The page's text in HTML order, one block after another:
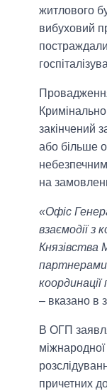
житлового
вибуховий
закінчений
або більше
на
«Офіс
взаємодії
Князівства
партнерами
– вказано в
В ОГП
міжнародної
причетних